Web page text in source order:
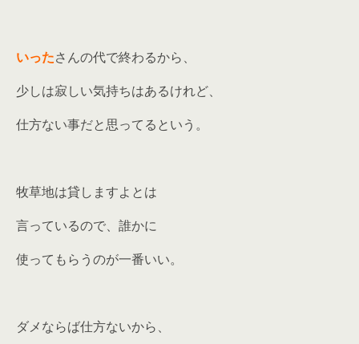
いったさんの代で終わるから、
少しは寂しい気持ちはあるけれど、
仕方ない事だと思ってるという。
牧草地は貸しますよとは
言っているので、誰かに
使ってもらうのが一番いい。
ダメならば仕方ないから、